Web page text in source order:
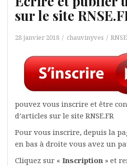
sur le site
28 janvier 2018 chauvinyves RNSE
pouvez vous inscrire et être
d’articles sur le site RNSE.FR
Pour vous inscrire, depuis la
en bas à droite vous avez un
Cliquez sur « Inscription » et